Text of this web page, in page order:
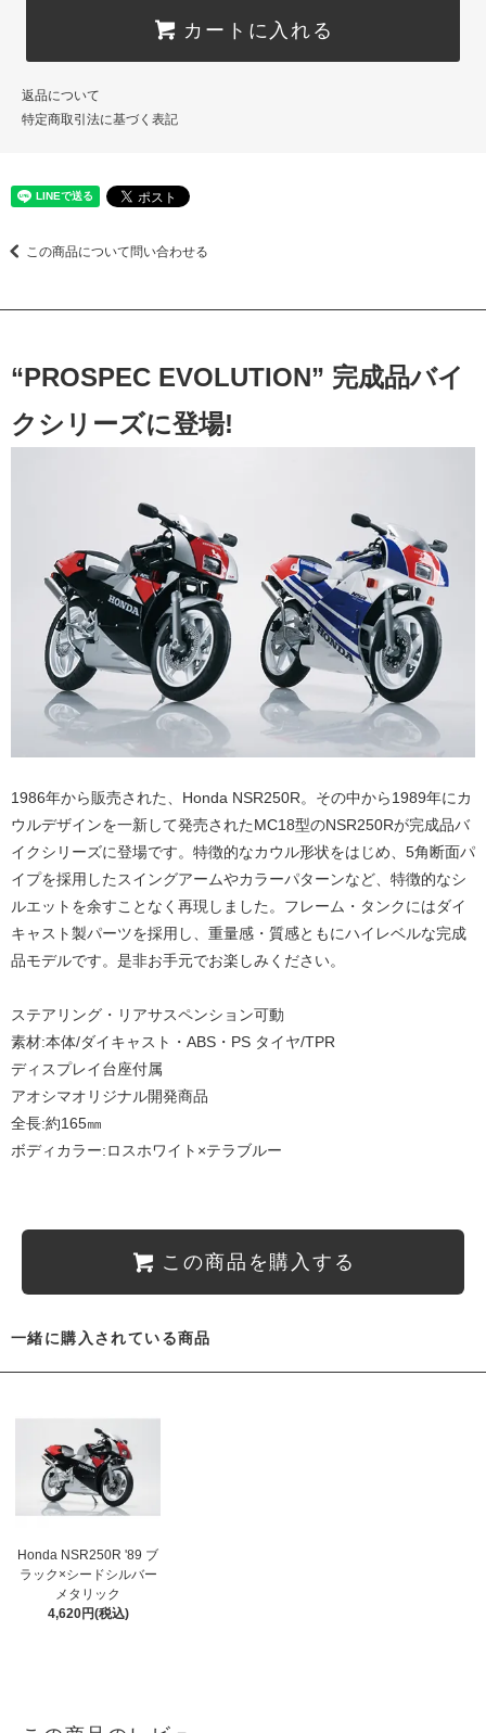
カートに入れる
返品について
特定商取引法に基づく表記
この商品について問い合わせる
“PROSPEC EVOLUTION” 完成品バイ
クシリーズに登場!
1986年から販売された、Honda NSR250R。その中から1989年にカ
ウルデザインを一新して発売されたMC18型のNSR250Rが完成品バ
イクシリーズに登場です。特徴的なカウル形状をはじめ、5角断面パ
イプを採用したスイングアームやカラーパターンなど、特徴的なシ
ルエットを余すことなく再現しました。フレーム・タンクにはダイ
キャスト製パーツを採用し、重量感・質感ともにハイレベルな完成
品モデルです。是非お手元でお楽しみください。
ステアリング・リアサスペンション可動
素材:本体/ダイキャスト・ABS・PS タイヤ/TPR
ディスプレイ台座付属
アオシマオリジナル開発商品
全長:約165㎜
ボディカラー:ロスホワイト×テラブルー
この商品を購入する
一緒に購入されている商品
Honda NSR250R '89 ブ
ラック×シードシルバー
メタリック
4,620円(税込)